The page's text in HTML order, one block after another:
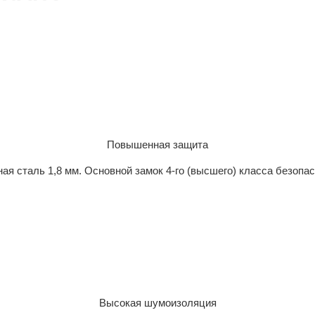
Повышенная защита
сталь 1,8 мм. Основной замок 4-го (высшего) класса
Высокая шумоизоляция